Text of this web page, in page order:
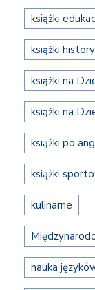
książki
książki
książki na
książki na
książki po
książki
kulinarne
nauka